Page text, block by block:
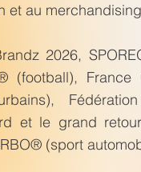
et au
2026,
(football), France
et le grand
(sport